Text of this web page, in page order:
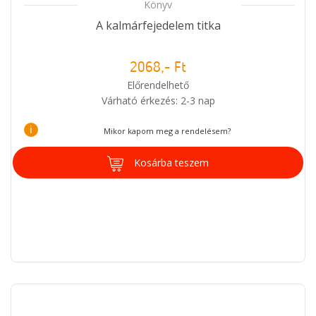
Könyv
A kalmárfejedelem titka
2068,- Ft
Előrendelhető
Várható érkezés: 2-3 nap
i Mikor kapom meg a rendelésem?
Kosárba teszem